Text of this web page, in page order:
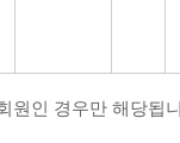
원인 경우만 해당됩